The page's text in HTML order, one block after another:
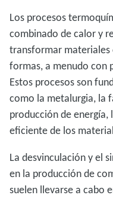
Los procesos
combinado de calor y
transformar materiales
formas, a menudo con
Estos procesos son
como la metalurgia, la
producción de energía,
eficiente de los
La desvinculación y el
en la producción de
suelen llevarse a cabo